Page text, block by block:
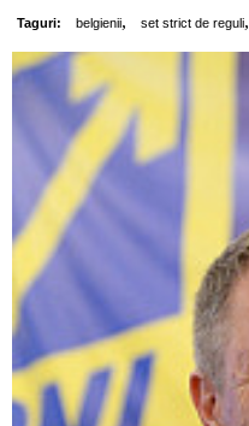
Taguri: belgienii, set strict de reguli,